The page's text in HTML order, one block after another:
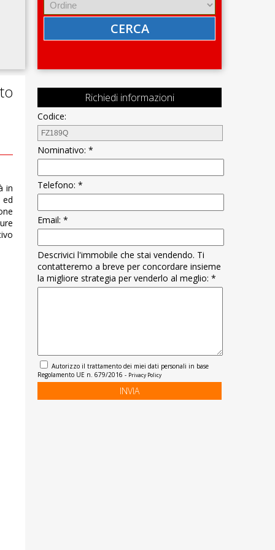
CERCA
in
Richiedi informazioni
Codice:
Nominativo: *
Telefono: *
Email: *
Descrivici l'immobile che stai vendendo. Ti
contatteremo a breve per concordare insieme
la migliore strategia per venderlo al meglio: *
Autorizzo il trattamento dei miei dati personali in base
Regolamento UE n. 679/2016 - Privacy Policy
INVIA